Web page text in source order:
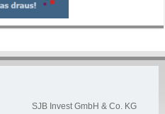
SJB Invest GmbH & Co. KG